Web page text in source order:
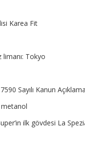
Karea Fit
limanı: Tokyo
Sayılı Kanun
ilk gövdesi La